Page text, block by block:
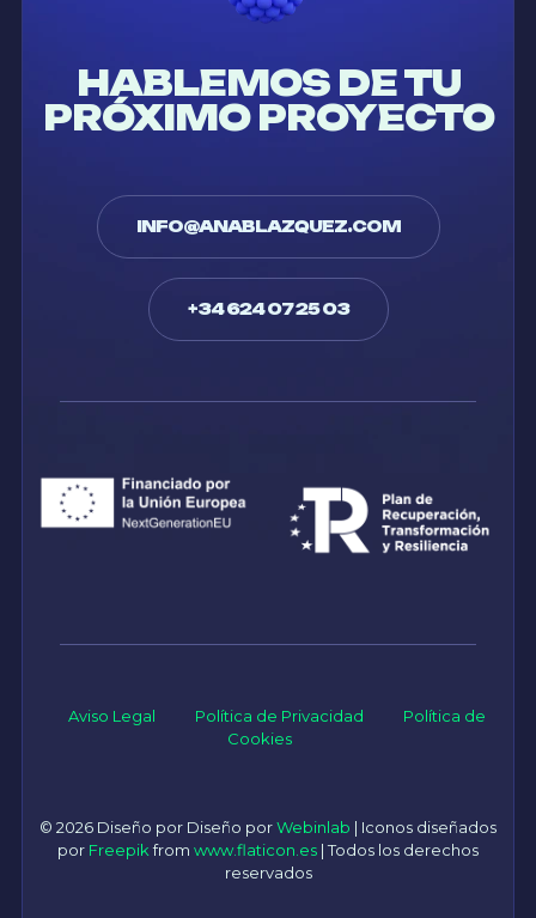
HABLEMOS DE TU
PRÓXIMO PROYECTO
INFO@ANABLAZQUEZ.COM
+34 624 07 25 03
Aviso Legal Política de Privacidad
Política de
Cookies
© 2026 Diseño por Diseño porWebinlab | Iconos diseñados
por Freepikfrom www.flaticon.es | Todos los derechos
reservados